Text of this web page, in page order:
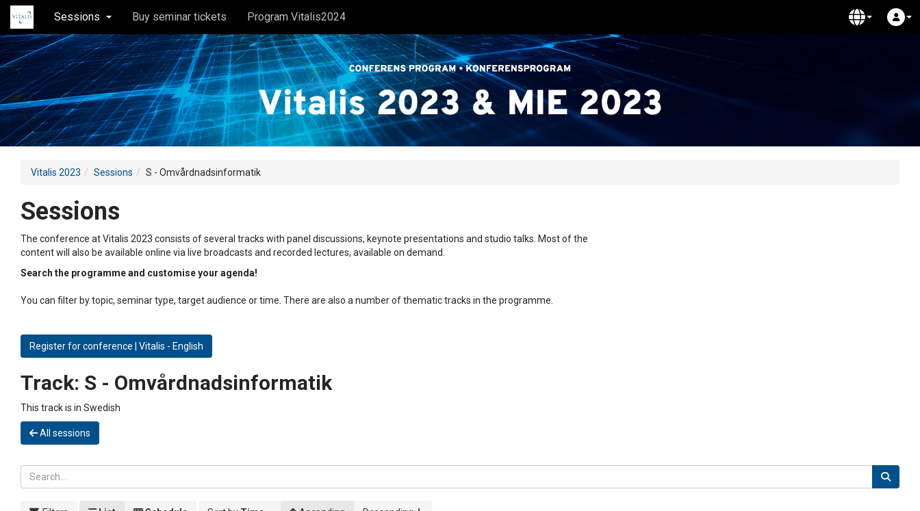
Sessions Buy seminar tickets Program Vitalis2024
Vitalis 2023 Sessions S - Omvårdnadsinformatik
Sessions
The conference at Vitalis 2023 consists of several tracks with panel discussions, keynote presentations and studio talks. Most of the
content will also be available online via live broadcasts and recorded lectures, available on demand.
Search the programme and customise your agenda!
You can filter by topic, seminar type, target audience or time. There are also a number of thematic tracks in the programme.
Register for conference | Vitalis - English
Track: S - Omvårdnadsinformatik
This track is in Swedish
All sessions